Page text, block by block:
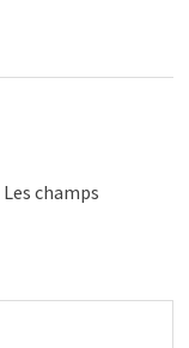
Les champs